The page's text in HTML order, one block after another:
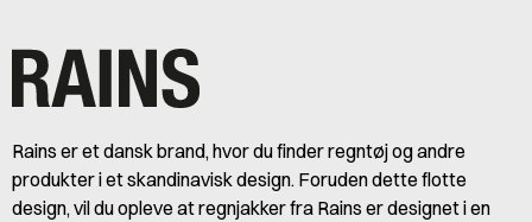
Rains er et dansk brand, hvor du finder regntøj og andre
produkter i et skandinavisk design. Foruden dette flotte
design, vil du opleve at regnjakker fra Rains er designet i en